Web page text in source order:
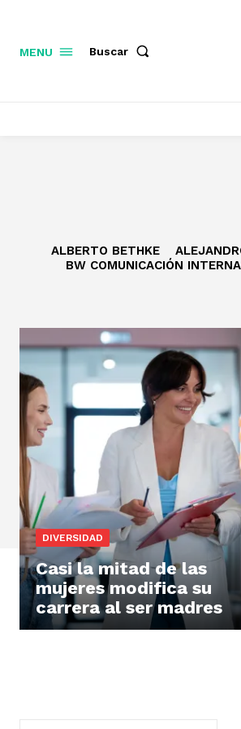
MENU Buscar
ALBERTO BETHKE
BW COMUNICACIÓN INTERNA
DIVERSIDAD
Casi la mitad de las
mujeres modifica su
carrera al ser madres